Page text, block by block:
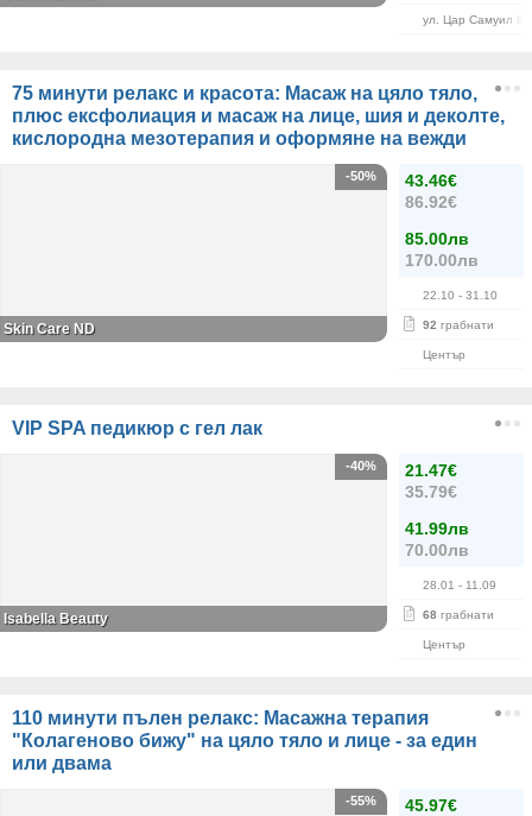
ул. Цар Самуил 84
75 минути релакс и красота: Масаж на цяло тяло,
плюс ексфолиация и масаж на лице, шия и деколте,
кислородна мезотерапия и оформяне на вежди
43.46€
86.92€
85.00лв
170.00лв
22.10 - 31.10
92 грабнати
Център
-50%
Skin Care ND
VIP SPA педикюр с гел лак
21.47€
35.79€
41.99лв
70.00лв
28.01 - 11.09
68 грабнати
Център
-40%
Isabella Beauty
110 минути пълен релакс: Масажна терапия
"Колагеново бижу" на цяло тяло и лице - за един
или двама
45.97€
-55%